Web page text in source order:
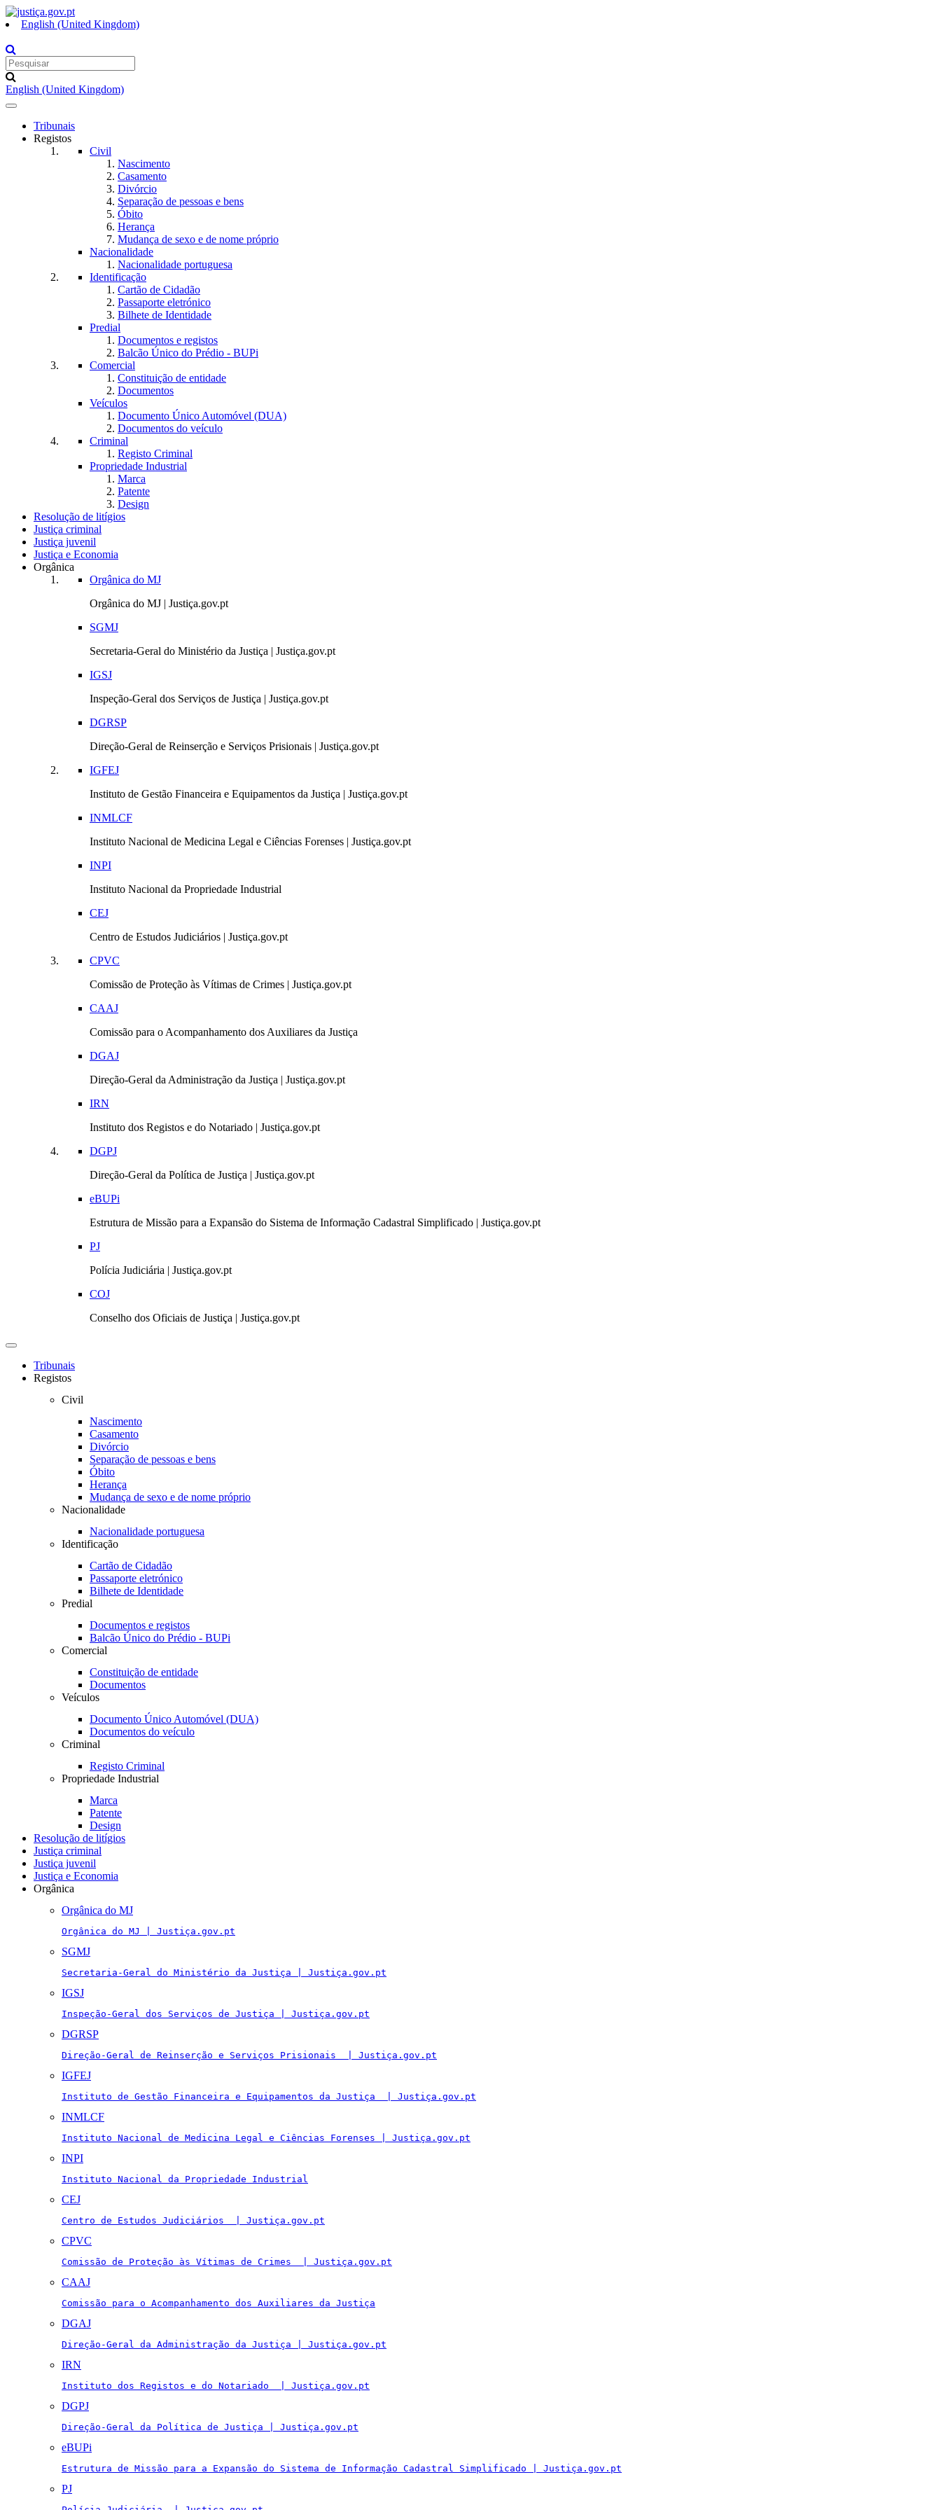
English (United Kingdom)
English (United Kingdom)
Toggle
navigationTribunais
Registos
Civil
Nascimento
Casamento
Divórcio
Separação de pessoas e bens
Óbito
Herança
Mudança de sexo e de nome próprio
Nacionalidade
Nacionalidade portuguesa
Identificação
Cartão de Cidadão
Passaporte eletrónico
Bilhete de Identidade
Predial
Documentos e registos
Balcão Único do Prédio - BUPi
Comercial
Constituição de entidade
Documentos
Veículos
Documento Único Automóvel (DUA)
Documentos do veículo
Criminal
Registo Criminal
Propriedade Industrial
Marca
Patente
Design
Resolução de litígios
Justiça criminal
Justiça juvenil
Justiça e Economia
Orgânica
Orgânica do MJ
Orgânica do MJ | Justiça.gov.pt
SGMJ
Secretaria-Geral do Ministério da Justiça | Justiça.gov.pt
IGSJ
Inspeção-Geral dos Serviços de Justiça | Justiça.gov.pt
DGRSP
Direção-Geral de Reinserção e Serviços Prisionais | Justiça.gov.pt
IGFEJ
Instituto de Gestão Financeira e Equipamentos da Justiça | Justiça.gov.pt
INMLCF
Instituto Nacional de Medicina Legal e Ciências Forenses | Justiça.gov.pt
INPI
Instituto Nacional da Propriedade Industrial
CEJ
Centro de Estudos Judiciários | Justiça.gov.pt
CPVC
Comissão de Proteção às Vítimas de Crimes | Justiça.gov.pt
CAAJ
Comissão para o Acompanhamento dos Auxiliares da Justiça
DGAJ
Direção-Geral da Administração da Justiça | Justiça.gov.pt
IRN
Instituto dos Registos e do Notariado | Justiça.gov.pt
DGPJ
Direção-Geral da Política de Justiça | Justiça.gov.pt
eBUPi
Estrutura de Missão para a Expansão do Sistema de Informação Cadastral Simplificado | Justiça.gov.pt
PJ
Polícia Judiciária | Justiça.gov.pt
COJ
Conselho dos Oficiais de Justiça | Justiça.gov.pt
Toggle
navigationTribunais
Registos
Civil
Nascimento
Casamento
Divórcio
Separação de pessoas e bens
Óbito
Herança
Mudança de sexo e de nome próprio
Nacionalidade
Nacionalidade portuguesa
Identificação
Cartão de Cidadão
Passaporte eletrónico
Bilhete de Identidade
Predial
Documentos e registos
Balcão Único do Prédio - BUPi
Comercial
Constituição de entidade
Documentos
Veículos
Documento Único Automóvel (DUA)
Documentos do veículo
Criminal
Registo Criminal
Propriedade Industrial
Marca
Patente
Design
Resolução de litígios
Justiça criminal
Justiça juvenil
Justiça e Economia
Orgânica
Orgânica do MJ
Orgânica do MJ | Justiça.gov.pt
SGMJ
Secretaria-Geral do Ministério da Justiça | Justiça.gov.pt
IGSJ
Inspeção-Geral dos Serviços de Justiça | Justiça.gov.pt
DGRSP
Direção-Geral de Reinserção e Serviços Prisionais  | Justiça.gov.pt
IGFEJ
Instituto de Gestão Financeira e Equipamentos da Justiça  | Justiça.gov.pt
INMLCF
Instituto Nacional de Medicina Legal e Ciências Forenses | Justiça.gov.pt
INPI
Instituto Nacional da Propriedade Industrial
CEJ
Centro de Estudos Judiciários  | Justiça.gov.pt
CPVC
Comissão de Proteção às Vítimas de Crimes  | Justiça.gov.pt
CAAJ
Comissão para o Acompanhamento dos Auxiliares da Justiça
DGAJ
Direção-Geral da Administração da Justiça | Justiça.gov.pt
IRN
Instituto dos Registos e do Notariado  | Justiça.gov.pt
DGPJ
Direção-Geral da Política de Justiça | Justiça.gov.pt
eBUPi
Estrutura de Missão para a Expansão do Sistema de Informação Cadastral Simplificado | Justiça.gov.pt
PJ